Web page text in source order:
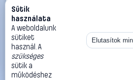
#3050863
Blickle 925966 B-PO 80KA-ELS
KerékØ: 80 mm Teherbírás (max.):
Blickle Görgők, kerekek
17 990 Ft
Kosárba
Sütik
használata
A weboldalunk
sütiket
használ. A
szükséges
sütik a
működéshez
Elutasítok